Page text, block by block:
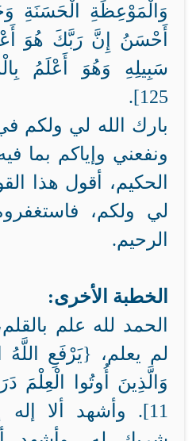
وَالْمَوْعِظَةِ الْحَسَنَةِ
أَحْسَنُ إِنَّ رَبَّكَ هُوَ
سَبِيلِهِ وَهُوَ أَعْلَمُ
125].
بارك الله لي ولكم
ونفعني وإياكم بما
الحكيم، أقول هذا
لي ولكم،
الرحيم.
الخطبة الأخرى:
الحمد لله علم
لم يعلم، {يَرْفَعِ اللَّهُ
وَالَّذِينَ أُوتُوا الْعِلْمَ
11]. وأشهد ألا